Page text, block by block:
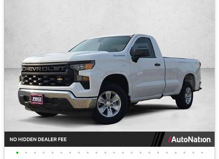
• • • • • • • • • • • • • • • • • • • • • •